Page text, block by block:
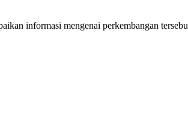
informasi mengenai perkembangan